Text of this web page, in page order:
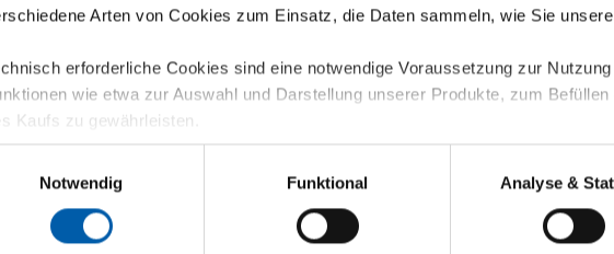
Arten von Cookies zum Einsatz, die Daten sammeln, wie Sie
erforderliche Cookies sind eine notwendige Voraussetzung zur
wie etwa zur Auswahl und Darstellung unserer Produkte, zum
Kaufs zu gewährleisten.
die Darstellung personalisierter Angebote, Anzeigen und Inhalte aufgrund
für Marketing-, Statistik- und Tracking-Zwecke zur Analyse und
Informationen. Diese übermitteln wir in anonymisierter Form
Notwendig
Funktional Analyse &